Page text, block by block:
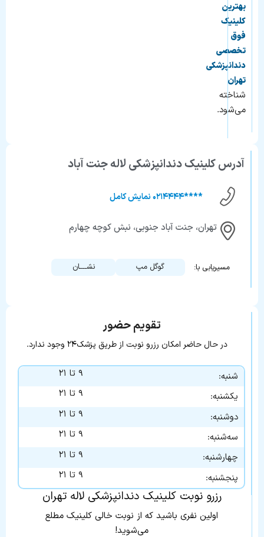
بهترین
کلینیک
فوق
تخصصی
دندانپزشکی
تهران
شناخته
می‌شود.
آدرس کلینیک دندانپزشکی لاله جنت آباد
****۰۲۱۴۴۴۴ نمایش کامل
تهران، جنت آباد جنوبی، نبش کوچه چهارم
مسیریابی با: گوگل مپ نشــــان
تقویم حضور
در حال حاضر امکان رزرو نوبت از طریق پزشک۲۴ وجود ندارد.
شنبه:
۹ تا ۲۱
یکشنبه:
۹ تا ۲۱
دوشنبه:
۹ تا ۲۱
سه‌شنبه:
۹ تا ۲۱
چهارشنبه:
۹ تا ۲۱
پنجشنبه:
۹ تا ۲۱
رزرو نوبت کلینیک دندانپزشکی لاله تهران
اولین نفری باشید که از نوبت خالی کلینیک مطلع
می‌شوید!